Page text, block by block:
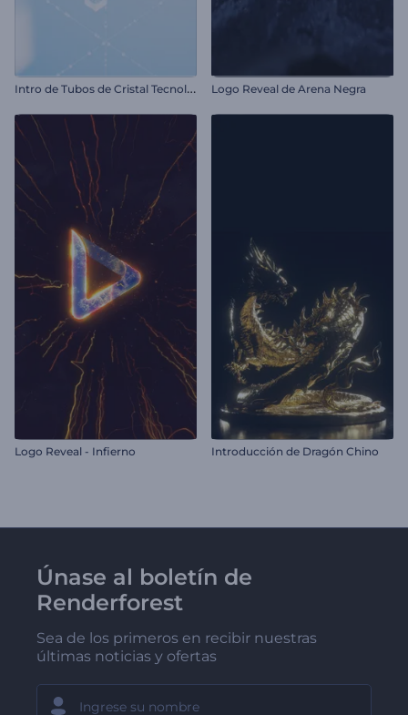
I
ntro de Tubos de Cristal Tecnológicos Logo Reveal de Arena Negra
Logo Reveal - Infierno Introducción de Dragón Chino
Únase al boletín de
Renderforest
Sea de los primeros en recibir nuestras
últimas noticias y ofertas